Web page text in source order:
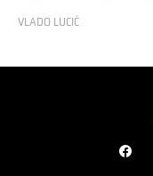
VLADO LUCIĆ